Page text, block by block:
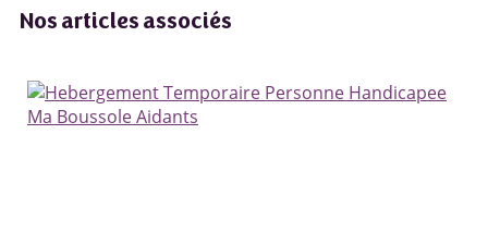
Nos articles associés